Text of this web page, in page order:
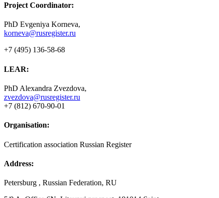
Project Coordinator:
PhD Evgeniya Korneva,
korneva@rusregister.ru
+7 (495) 136-58-68
LEAR:
PhD Alexandra Zvezdova,
zvezdova@rusregister.ru
+7 (812) 670-90-01
Organisation:
Certification association Russian Register
Address:
Petersburg , Russian Federation, RU